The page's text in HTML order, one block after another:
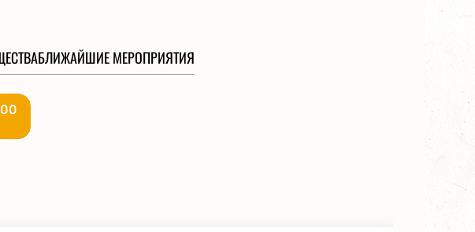
БЛИЖАЙШИЕ МЕРОПРИЯТИЯ